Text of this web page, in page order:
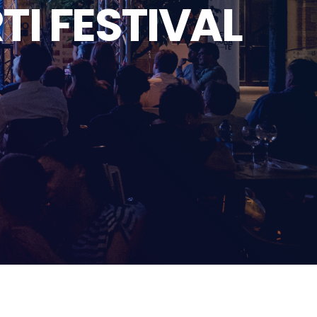
FESTIVAL